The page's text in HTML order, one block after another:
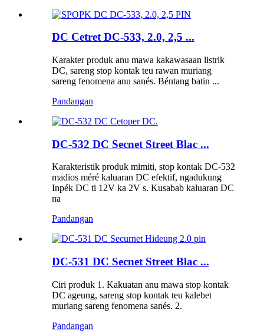
DC Cetret DC-533, 2.0, 2,5 ...
Karakter produk anu mawa kakawasaan listrik
DC, sareng stop kontak teu rawan muriang
sareng fenomena anu sanés. Béntang batin ...
Pandangan
DC-532 DC Secnet Street Blac ...
Karakteristik produk mimiti, stop kontak DC-532
madios méré kaluaran DC efektif, ngadukung
Inpék DC ti 12V ka 2V s. Kusabab kaluaran DC
na
Pandangan
DC-531 DC Secnet Street Blac ...
Ciri produk 1. Kakuatan anu mawa stop kontak
DC ageung, sareng stop kontak teu kalebet
muriang sareng fenomena sanés. 2.
Pandangan